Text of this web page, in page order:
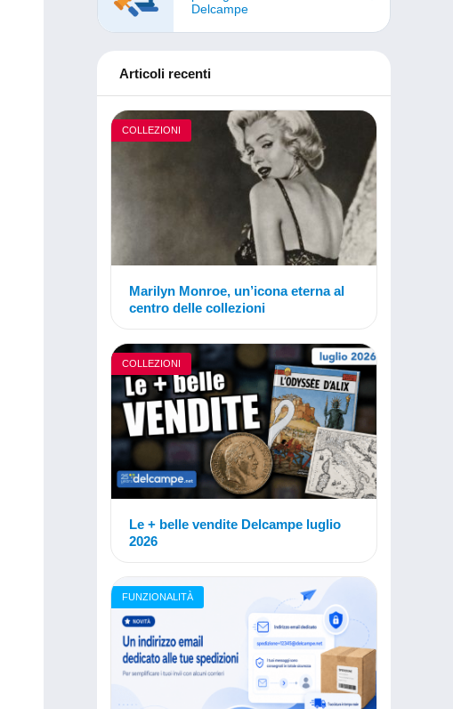
Delcampe
Articoli recenti
COLLEZIONI
Marilyn Monroe, un’icona eterna al
centro delle collezioni
COLLEZIONI
Le + belle vendite Delcampe luglio
2026
FUNZIONALITÀ